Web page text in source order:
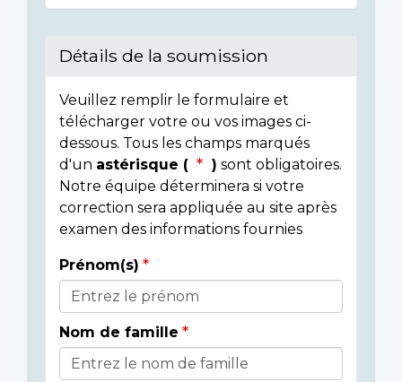
Détails de la soumission
Veuillez remplir le formulaire et
télécharger votre ou vos images ci-
dessous. Tous les champs marqués
d'un astérisque ( ) sont obligatoires.
Notre équipe déterminera si votre
correction sera appliquée au site après
examen des informations fournies
Donor
Details
Prénom(s)
Nom de famille